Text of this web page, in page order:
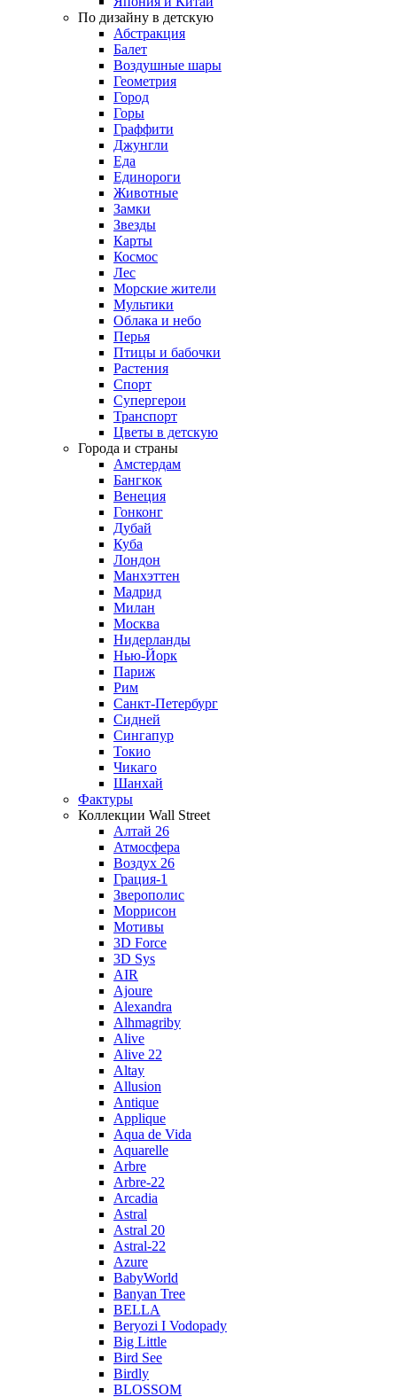
По дизайну в детскую
Абстракция
Балет
Воздушные шары
Геометрия
Город
Горы
Граффити
Джунгли
Еда
Единороги
Животные
Замки
Звезды
Карты
Космос
Лес
Морские жители
Мультики
Облака и небо
Перья
Птицы и бабочки
Растения
Спорт
Супергерои
Транспорт
Цветы в детскую
Города и страны
Амстердам
Бангкок
Венеция
Гонконг
Дубай
Куба
Лондон
Манхэттен
Мадрид
Милан
Москва
Нидерланды
Нью-Йорк
Париж
Рим
Санкт-Петербург
Сидней
Сингапур
Токио
Чикаго
Шанхай
Фактуры
Коллекции Wall Street
Алтай 26
Атмосфера
Воздух 26
Грация-1
Зверополис
Моррисон
Мотивы
3D Force
3D Sys
AIR
Ajoure
Alexandra
Alhmagriby
Alive
Alive 22
Altay
Allusion
Antique
Applique
Aqua de Vida
Aquarelle
Arbre
Arbre-22
Arcadia
Astral
Astral 20
Astral-22
Azure
BabyWorld
Banyan Tree
BELLA
Beryozi I Vodopady
Big Little
Bird See
Birdly
BLOSSOM